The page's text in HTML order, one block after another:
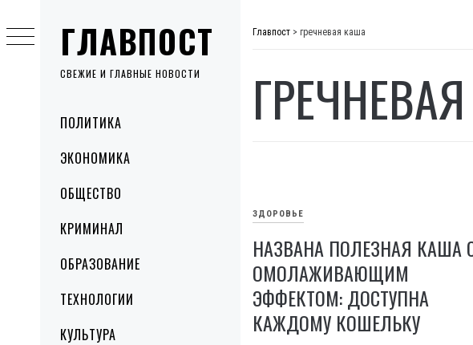
ГЛАВПОСТ
СВЕЖИЕ И ГЛАВНЫЕ НОВОСТИ
MenuПОЛИТИКА
ЭКОНОМИКА
ОБЩЕСТВО
КРИМИНАЛ
ОБРАЗОВАНИЕ
ТЕХНОЛОГИИ
КУЛЬТУРА
to
content
Главпост > гречневая каша
ЗДОРОВЬЕ
НАЗВАНА ПОЛЕЗНАЯ КАША
ОМОЛАЖИВАЮЩИМ
ЭФФЕКТОМ: ДОСТУПНА
КАЖДОМУ КОШЕЛЬКУ